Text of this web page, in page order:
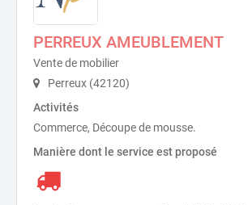
PERREUX AMEUBLEMENT
Vente de mobilier
Perreux (42120)
Activités
Commerce, Découpe de mousse.
Manière dont le service est proposé